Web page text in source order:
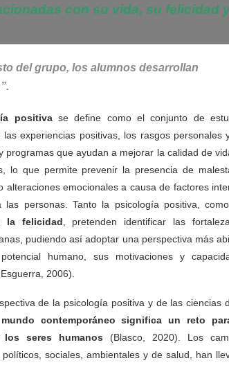
con su vida, su felicidad
del grupo, los alumnos desarrollan
positivase define como el conjunto de
las experiencias positivas, los rasgos personales
programas que ayudan a mejorar la calidad de
lo que permite prevenir la presencia de
alteraciones emocionales a causa de factores
las personas. Tanto la psicología positiva,
la felicidad , pretenden identificar las
pudiendo así adoptar una perspectiva más
humano, sus motivaciones y
2006).
de la psicología positiva y de las ciencias
contemporáneo significa un reto
los seres humanos (Blasco, 2020). Los
políticos, sociales, ambientales y de salud, han